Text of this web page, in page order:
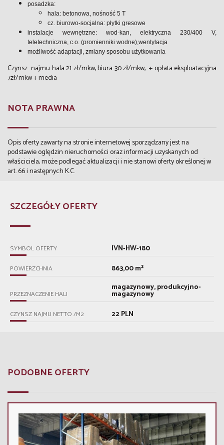
posadzka:
hala: betonowa, nośność 5 T
cz. biurowo-socjalna: płytki gresowe
instalacje wewnętrzne: wod-kan, elektryczna 230/400 V,
teletechniczna, c.o. (promienniki wodne),wentylacja
możliwość adaptacji, zmiany sposobu użytkowania
Czynsz najmu hala 21 zł/mkw, biura 30 zł/mkw, + opłata eksploatacyjna
7zł/mkw + media
NOTA PRAWNA
Opis oferty zawarty na stronie internetowej sporządzany jest na
podstawie oględzin nieruchomości oraz informacji uzyskanych od
właściciela, może podlegać aktualizacji i nie stanowi oferty określonej w
art. 66 i następnych K.C.
SZCZEGÓŁY OFERTY
SYMBOL OFERTY IVN-HW-180
POWIERZCHNIA 863,00 m²
PRZEZNACZENIE HALI
magazynowy, produkcyjno-
magazynowy
CZYNSZ NAJMU NETTO /M2 22 PLN
PODOBNE OFERTY